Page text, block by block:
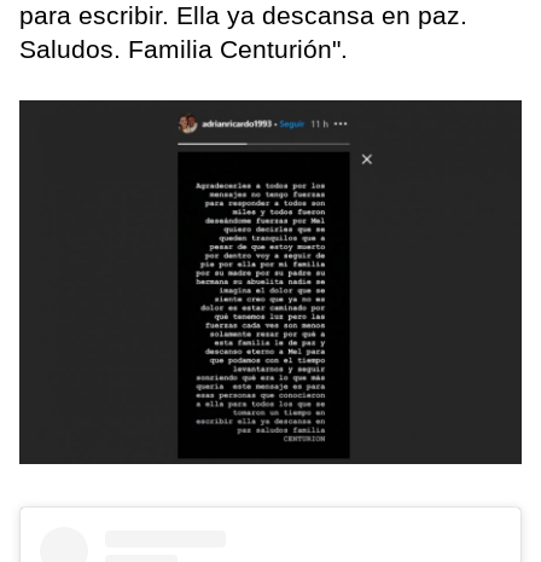
para escribir. Ella ya descansa en paz.
Saludos. Familia Centurión".